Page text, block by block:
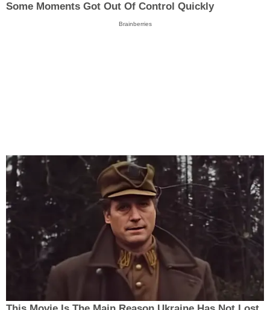
Some Moments Got Out Of Control Quickly
Brainberries